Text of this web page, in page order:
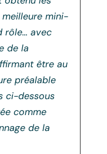
mini-
rôle… avec
de la
être au
préalable
ci-dessous
comme
de la